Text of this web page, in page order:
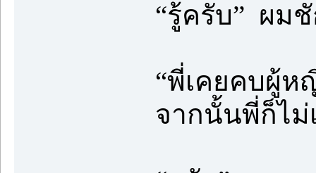
“รู้ครับ” ผม
“พี่เคยคบผู้ห
จากนั้นพี่ก็ไม่